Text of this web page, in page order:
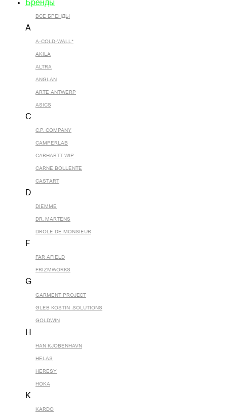
Бренды
ВСЕ БРЕНДЫ
A
A-COLD-WALL*
AKILA
ALTRA
ANGLAN
ARTE ANTWERP
ASICS
C
C.P. COMPANY
CAMPERLAB
CARHARTT WIP
CARNE BOLLENTE
CASTART
D
DIEMME
DR. MARTENS
DROLE DE MONSIEUR
F
FAR AFIELD
FRIZMWORKS
G
GARMENT PROJECT
GLEB KOSTIN .SOLUTIONS
GOLDWIN
H
HAN KJOBENHAVN
HELAS
HERESY
HOKA
K
KARDO